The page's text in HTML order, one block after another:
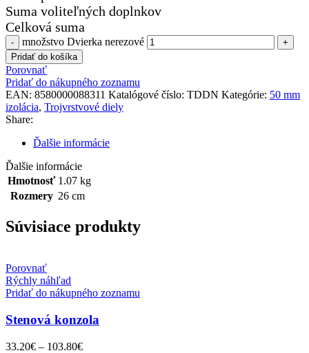
Suma voliteľných doplnkov
Celková suma
množstvo Dvierka nerezové
Pridať do košíka
Porovnať
Pridať do nákupného zoznamu
EAN: 8580000088311 Katalógové číslo: TDDN Kategórie: 50 mm
izolácia, Trojvrstvové diely
Share:
Ďalšie informácie
Ďalšie informácie
Hmotnosť 1.07 kg
Rozmery 26 cm
Súvisiace produkty
Porovnať
Rýchly náhľad
Pridať do nákupného zoznamu
Stenová konzola
33.20€ – 103.80€